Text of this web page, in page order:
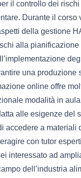
il controllo dei
Durante il corso
della gestione
alla
una produzione
online offre
modalità in
alle esigenze del
accedere a materiali
con tutor
interessato ad
dell’industria